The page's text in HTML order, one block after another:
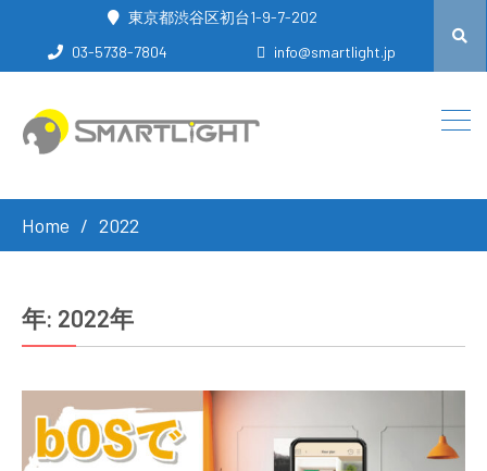
東京都渋谷区初台1-9-7-202
03-5738-7804
info@smartlight.jp
Home 2022
年: 2022年